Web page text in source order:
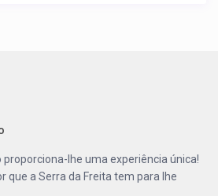
proporciona-lhe uma experiência única!
que a Serra da Freita tem para lhe